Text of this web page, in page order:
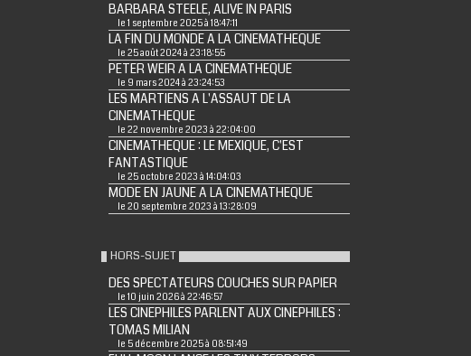
BARBARA STEELE, ALIVE IN PARIS
le 1 septembre 2025 à 18:47:11
LA FIN DU MONDE A LA CINEMATHEQUE
le 25 août 2024 à 23:18:55
PETER WEIR A LA CINEMATHEQUE
le 9 mars 2024 à 23:24:53
LES MARTIENS A L'ASSAUT DE LA
CINEMATHEQUE
le 22 novembre 2023 à 22:04:00
CINEMATHEQUE : LE MEXIQUE, C'EST
FANTASTIQUE
le 25 octobre 2023 à 14:04:03
MODE EN JAUNE A LA CINEMATHEQUE
le 20 septembre 2023 à 13:28:09
HORS-SUJET
DES SPECTATEURS COUCHES SUR PAPIER
le 10 juin 2026 à 22:46:57
LES CINEPHILES PARLENT AUX CINEPHILES :
TOMAS MILIAN
le 5 décembre 2025 à 08:51:49